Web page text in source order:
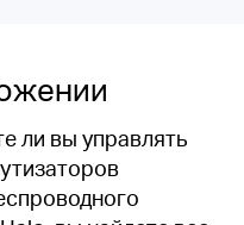
ли вы управлять